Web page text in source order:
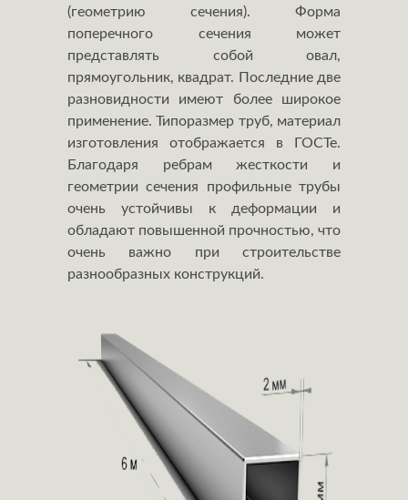
(геометрию сечения). Форма
поперечного сечения может
представлять собой овал,
прямоугольник, квадрат. Последние две
разновидности имеют более широкое
применение. Типоразмер труб, материал
изготовления отображается в ГОСТе.
Благодаря ребрам жесткости и
геометрии сечения профильные трубы
очень устойчивы к деформации и
обладают повышенной прочностью, что
очень важно при строительстве
разнообразных конструкций.